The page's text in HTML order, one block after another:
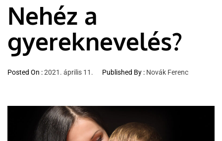
Nehéz a
gyereknevelés?
Posted On :2021. április 11. Published By : Novák Ferenc